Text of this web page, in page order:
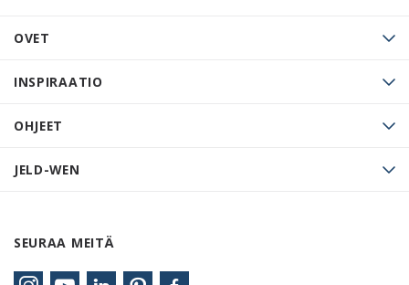
OVET
INSPIRAATIO
OHJEET
JELD-WEN
SEURAA MEITÄ